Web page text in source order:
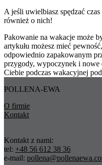
A jeśli uwielbiasz spędzać
również o nich!
Pakowanie na wakacje może
artykułu możesz mieć
odpowiednio zapakowanym
przygody, wypoczynek i nowe
Ciebie podczas wakacyjnej
POLLENA-EWA
O firmie
Kontakt
Kontakt z nami:
tel: +48 56 612 38 36
e-mail: